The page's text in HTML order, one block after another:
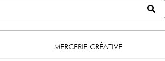
MERCERIE CRÉATIVE